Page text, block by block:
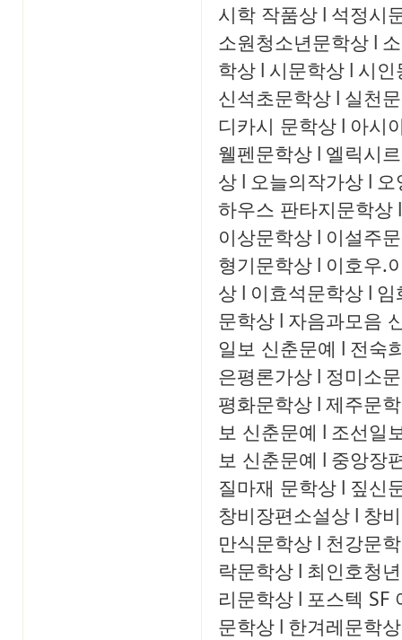
시학 작품상 l 석정시
소원청소년문학상 l
학상 l 시문학상 l 시
신석초문학상 l 실천
디카시 문학상 l 아시
웰펜문학상 l 엘릭시
상 l 오늘의작가상 l 오
하우스 판타지문학상 l
이상문학상 l 이설주
형기문학상 l 이호우.
상 l 이효석문학상 l 임
문학상 l 자음과모음
일보 신춘문예 l 전숙
은평론가상 l 정미소
평화문학상 l 제주문
보 신춘문예 l 조선일
보 신춘문예 l 중앙장
질마재 문학상 l 짚신
창비장편소설상 l 창
만식문학상 l 천강문
락문학상 l 최인호청
리문학상 l 포스텍 SF
문학상 l 한겨레문학상